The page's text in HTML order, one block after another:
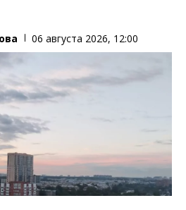
06 августа 2026, 12:00